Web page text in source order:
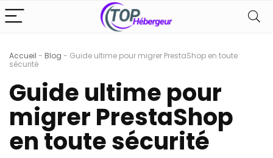
Accueil - Blog - Guide ultime pour migrer PrestaShop en toute
sécurité
Guide ultime pour
migrer PrestaShop
en toute sécurité